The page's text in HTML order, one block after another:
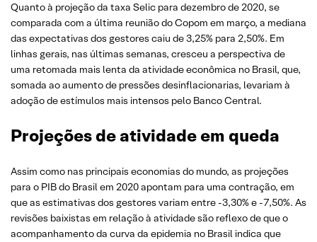
Quanto à projeção da taxa Selic para dezembro de 2020, se
comparada com a última reunião do Copom em março, a mediana
das expectativas dos gestores caiu de 3,25% para 2,50%. Em
linhas gerais, nas últimas semanas, cresceu a perspectiva de
uma retomada mais lenta da atividade econômica no Brasil, que,
somada ao aumento de pressões desinflacionarias, levariam à
adoção de estímulos mais intensos pelo Banco Central.
Projeções de atividade em queda
Assim como nas principais economias do mundo, as projeções
para o PIB do Brasil em 2020 apontam para uma contração, em
que as estimativas dos gestores variam entre -3,30% e -7,50%. As
revisões baixistas em relação à atividade são reflexo de que o
acompanhamento da curva da epidemia no Brasil indica que